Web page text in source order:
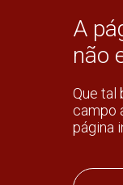
A
não
Que tal
campo
página